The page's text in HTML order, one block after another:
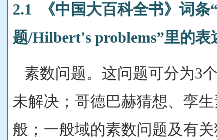
2.1 《中 国大百科全书》词条
题/Hilbert's problems”里的表
素数问题。这问题可分为3
未解决；哥德巴赫猜想、孪
般；一般域的素数问题及有